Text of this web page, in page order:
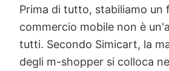
Prima di tutto, stabiliamo un
commercio mobile non è
tutti. Secondo Simicart, la
degli m-shopper si colloca